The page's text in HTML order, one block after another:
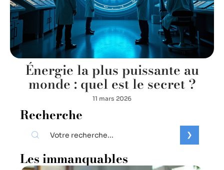
Énergie la plus puissante au
monde : quel est le secret ?
11 mars 2026
Recherche
Les immanquables